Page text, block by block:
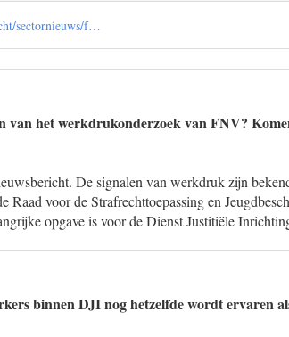
sectornieuws/f…
van het werkdrukonderzoek van FNV?
De signalen van werkdruk zijn
Raad voor de Strafrechttoepassing en
opgave is voor de Dienst Justitiële
binnen DJI nog hetzelfde wordt ervaren